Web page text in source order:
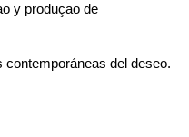
y produçao de
contemporáneas del deseo.